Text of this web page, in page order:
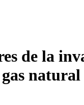
de la